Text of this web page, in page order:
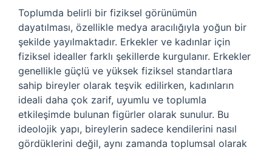
Toplumda belirli bir fiziksel görünümün
dayatılması, özellikle medya aracılığıyla yoğun bir
şekilde yayılmaktadır. Erkekler ve kadınlar için
fiziksel idealler farklı şekillerde kurgulanır. Erkekler
genellikle güçlü ve yüksek fiziksel standartlara
sahip bireyler olarak teşvik edilirken, kadınların
ideali daha çok zarif, uyumlu ve toplumla
etkileşimde bulunan figürler olarak sunulur. Bu
ideolojik yapı, bireylerin sadece kendilerini nasıl
gördüklerini değil, aynı zamanda toplumsal olarak